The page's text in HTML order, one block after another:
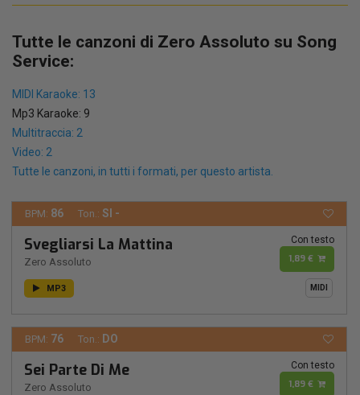
Tutte le canzoni di Zero Assoluto su Song
Service:
MIDI Karaoke: 13
Mp3 Karaoke: 9
Multitraccia: 2
Video: 2
Tutte le canzoni, in tutti i formati, per questo artista.
BPM: 86 Ton.: SI -
Svegliarsi La Mattina
Zero Assoluto
Con testo
1,89 €
MP3 MIDI
BPM: 76 Ton.: DO
Sei Parte Di Me
Zero Assoluto
Con testo
1,89 €